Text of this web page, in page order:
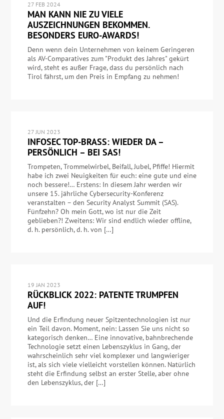
27 FEB 2024
MAN KANN NIE ZU VIELE
AUSZEICHNUNGEN BEKOMMEN.
BESONDERS EURO-AWARDS!
Denn wenn dein Unternehmen von keinem Geringeren
als AV-Comparatives zum "Produkt des Jahres" gekürt
wird, steht es außer Frage, dass du persönlich nach
Tirol fährst, um den Preis in Empfang zu nehmen!
27 JUN 2023
INFOSEC TOP-BRASS: WIEDER DA –
PERSÖNLICH – BEI SAS!
Trompeten, Trommelwirbel, Beifall, Jubel, Pfiffe! Hiermit
habe ich zwei Neuigkeiten für euch: eine gute und eine
noch bessere!… Erstens: In diesem Jahr werden wir
unsere 15. jährliche Cybersecurity-Konferenz
veranstalten – den Security Analyst Summit (SAS).
Fünfzehn? Oh mein Gott, wo ist nur die Zeit
geblieben?! Zweitens: Wir sind endlich wieder offline,
d. h. persönlich, d. h. von […]
19 JAN 2023
RÜCKBLICK 2022: PATENTE TRUMPFEN
AUF!
Und die Erfindung neuer Spitzentechnologien ist nur
ein Teil davon. Moment, nein: Lassen Sie uns nicht so
kategorisch denken… Eine innovative, bahnbrechende
Technologie setzt einen Lebenszyklus in Gang, der
wahrscheinlich sehr viel komplexer und langwieriger
ist, als sich viele vielleicht vorstellen können. Natürlich
steht die Erfindung selbst an erster Stelle, aber ohne
den Lebenszyklus, der […]